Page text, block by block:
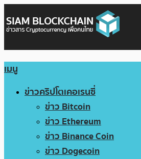
เมนู
ข่าวคริปโตเคอเรนซี่
ข่าว Bitcoin
ข่าว Ethereum
ข่าว Binance Coin
ข่าว Dogecoin